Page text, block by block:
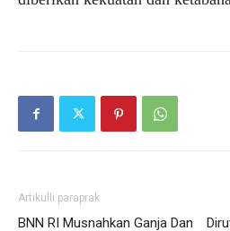
Artikulli paraprak
BNN RI Musnahkan Ganja Dan